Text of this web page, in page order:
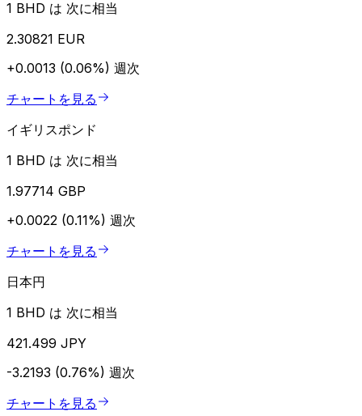
1 BHD は 次に相当
2.30821 EUR
+0.0013 (0.06%) 週次
チャートを見る
イギリスポンド
1 BHD は 次に相当
1.97714 GBP
+0.0022 (0.11%) 週次
チャートを見る
日本円
1 BHD は 次に相当
421.499 JPY
-3.2193 (0.76%) 週次
チャートを見る